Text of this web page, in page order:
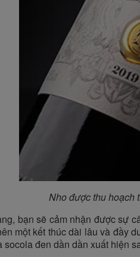
Nho được thu hoạch
bạn sẽ cảm nhận được sự
một kết thúc dài lâu và đầy
socola đen dần dần xuất hiện